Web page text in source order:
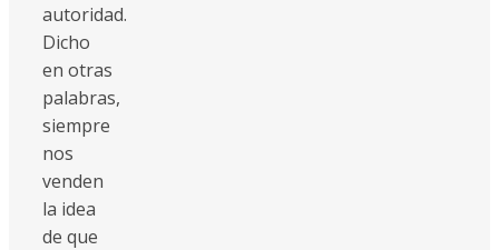
autoridad.
Dicho
en otras
palabras,
siempre
nos
venden
la idea
de que